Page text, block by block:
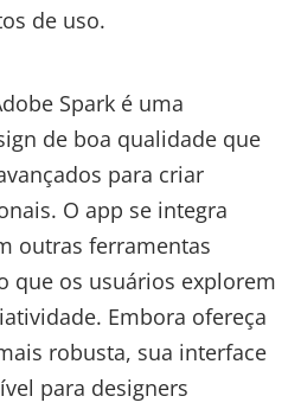
de uso.
Spark é uma
de boa qualidade que
para criar
O app se integra
outras ferramentas
que os usuários explorem
Embora ofereça
robusta, sua interface
para designers